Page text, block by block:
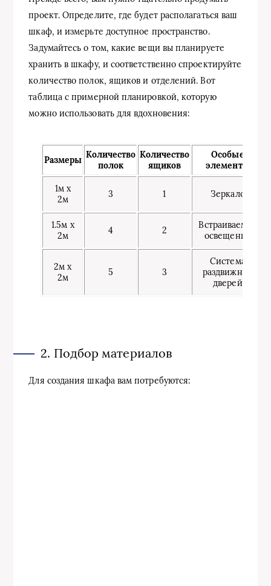
проект. Определите, где будет располагаться ваш
шкаф, и измерьте доступное пространство.
Задумайтесь о том, какие вещи вы планируете
хранить в шкафу, и соответственно спроектируйте
количество полок, ящиков и отделений. Вот
таблица с примерной планировкой, которую
можно использовать для вдохновения:
Размеры Количество
полок
Количество
ящиков
Особые
элементы
1м x
2м
3 1 Зеркало
1.5м x
2м
4 2
Встраиваемое
освещение
2м x
2м
5 3
Система
раздвижных
дверей
2. Подбор материалов
Для создания шкафа вам потребуются: